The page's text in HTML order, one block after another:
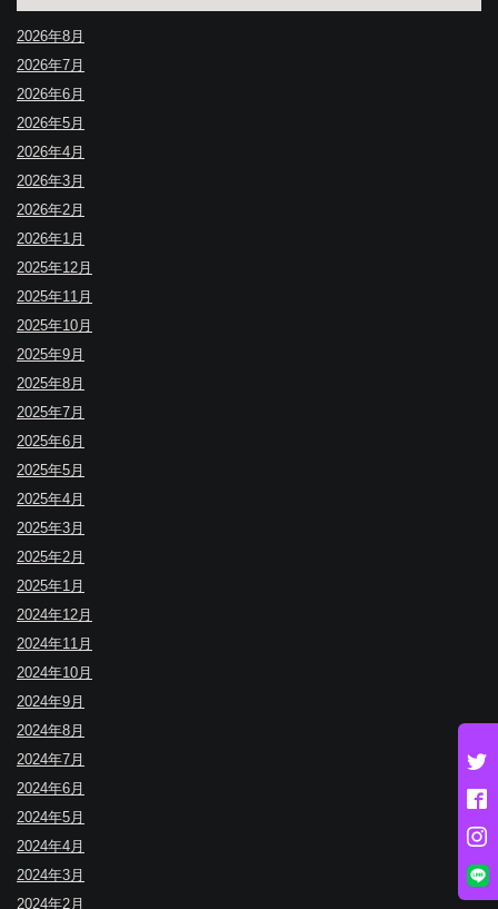
2026年8月
2026年7月
2026年6月
2026年5月
2026年4月
2026年3月
2026年2月
2026年1月
2025年12月
2025年11月
2025年10月
2025年9月
2025年8月
2025年7月
2025年6月
2025年5月
2025年4月
2025年3月
2025年2月
2025年1月
2024年12月
2024年11月
2024年10月
2024年9月
2024年8月
2024年7月
2024年6月
2024年5月
2024年4月
2024年3月
2024年2月